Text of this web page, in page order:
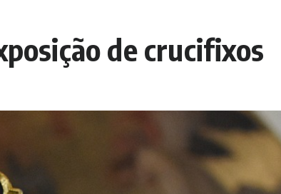
de crucifixos